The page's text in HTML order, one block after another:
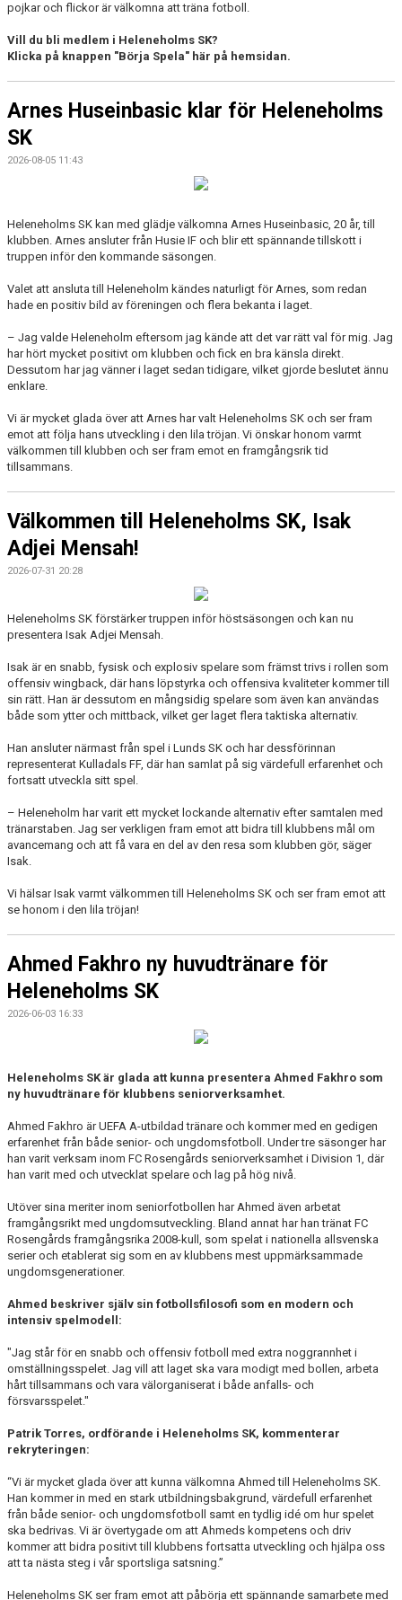
pojkar och flickor är välkomna att träna fotboll.
Vill du bli medlem i Heleneholms SK?
Klicka på knappen "Börja Spela" här på hemsidan.
Arnes Huseinbasic klar för Heleneholms
SK
2026-08-05 11:43
Heleneholms SK kan med glädje välkomna Arnes Huseinbasic, 20 år, till
klubben. Arnes ansluter från Husie IF och blir ett spännande tillskott i
truppen inför den kommande säsongen.
Valet att ansluta till Heleneholm kändes naturligt för Arnes, som redan
hade en positiv bild av föreningen och flera bekanta i laget.
– Jag valde Heleneholm eftersom jag kände att det var rätt val för mig. Jag
har hört mycket positivt om klubben och fick en bra känsla direkt.
Dessutom har jag vänner i laget sedan tidigare, vilket gjorde beslutet ännu
enklare.
Vi är mycket glada över att Arnes har valt Heleneholms SK och ser fram
emot att följa hans utveckling i den lila tröjan. Vi önskar honom varmt
välkommen till klubben och ser fram emot en framgångsrik tid
tillsammans.
Välkommen till Heleneholms SK, Isak
Adjei Mensah!
2026-07-31 20:28
Heleneholms SK förstärker truppen inför höstsäsongen och kan nu
presentera Isak Adjei Mensah.
Isak är en snabb, fysisk och explosiv spelare som främst trivs i rollen som
offensiv wingback, där hans löpstyrka och offensiva kvaliteter kommer till
sin rätt. Han är dessutom en mångsidig spelare som även kan användas
både som ytter och mittback, vilket ger laget flera taktiska alternativ.
Han ansluter närmast från spel i Lunds SK och har dessförinnan
representerat Kulladals FF, där han samlat på sig värdefull erfarenhet och
fortsatt utveckla sitt spel.
– Heleneholm har varit ett mycket lockande alternativ efter samtalen med
tränarstaben. Jag ser verkligen fram emot att bidra till klubbens mål om
avancemang och att få vara en del av den resa som klubben gör, säger
Isak.
Vi hälsar Isak varmt välkommen till Heleneholms SK och ser fram emot att
se honom i den lila tröjan!
Ahmed Fakhro ny huvudtränare för
Heleneholms SK
2026-06-03 16:33
Heleneholms SK är glada att kunna presentera Ahmed Fakhro som
ny huvudtränare för klubbens seniorverksamhet.
Ahmed Fakhro är UEFA A-utbildad tränare och kommer med en gedigen
erfarenhet från både senior- och ungdomsfotboll. Under tre säsonger har
han varit verksam inom FC Rosengårds seniorverksamhet i Division 1, där
han varit med och utvecklat spelare och lag på hög nivå.
Utöver sina meriter inom seniorfotbollen har Ahmed även arbetat
framgångsrikt med ungdomsutveckling. Bland annat har han tränat FC
Rosengårds framgångsrika 2008-kull, som spelat i nationella allsvenska
serier och etablerat sig som en av klubbens mest uppmärksammade
ungdomsgenerationer.
Ahmed beskriver själv sin fotbollsfilosofi som en modern och
intensiv spelmodell:
"Jag står för en snabb och offensiv fotboll med extra noggrannhet i
omställningsspelet. Jag vill att laget ska vara modigt med bollen, arbeta
hårt tillsammans och vara välorganiserat i både anfalls- och
försvarsspelet."
Patrik Torres, ordförande i Heleneholms SK, kommenterar
rekryteringen:
“Vi är mycket glada över att kunna välkomna Ahmed till Heleneholms SK.
Han kommer in med en stark utbildningsbakgrund, värdefull erfarenhet
från både senior- och ungdomsfotboll samt en tydlig idé om hur spelet
ska bedrivas. Vi är övertygade om att Ahmeds kompetens och driv
kommer att bidra positivt till klubbens fortsatta utveckling och hjälpa oss
att ta nästa steg i vår sportsliga satsning.”
Heleneholms SK ser fram emot att påbörja ett spännande samarbete med